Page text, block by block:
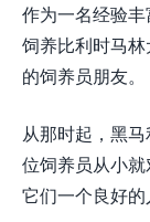
作为一名经验
饲养比利时马
的饲养员朋友。
从那时起，黑
位饲养员从小
它们一个良好的